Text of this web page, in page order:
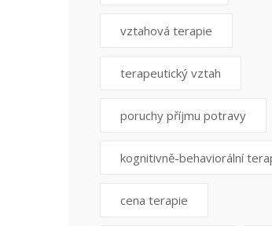
vztahová terapie
terapeutický vztah
poruchy příjmu potravy
kognitivně-behaviorální
cena terapie